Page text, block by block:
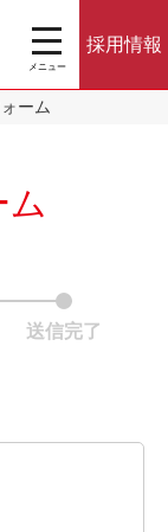
toggle
navigation
メニュー
採用情報
ーム
送信完了